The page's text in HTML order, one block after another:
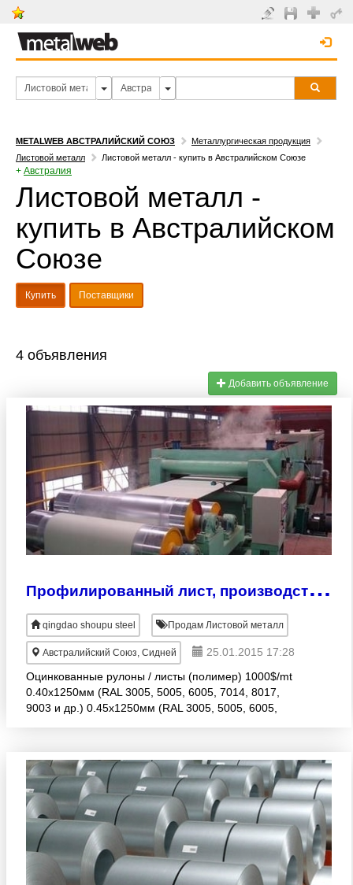
METALWEB АВСТРАЛИЙСКИЙ СОЮЗ
Металлургическая продукция
Листовой металл
Листовой металл - купить в Австралийском Союзе
+ Австралия
Листовой металл -
купить в Австралийском
Союзе
Купить Поставщики
4 объявления
Добавить объявление
П
рофилированный лист, производство профнастила, профнастил кровля,
qingdao shoupu steel Продам Листовой металл
Австралийский Союз, Сидней
25.01.2015 17:28
Оцинкованные рулоны / листы (полимер) 1000$/mt
0.40х1250мм (RAL 3005, 5005, 6005, 7014, 8017,
9003 и др.) 0.45х1250мм (RAL 3005, 5005, 6005,